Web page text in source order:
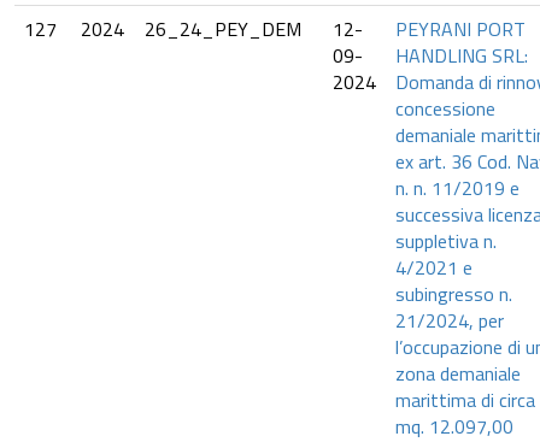
127
2024 26_24_PEY_DEM
12-
09-
2024
PEYRANI PORT
HANDLING SRL:
Domanda di
concessione
demaniale
ex art. 36 Cod.
n. n. 11/2019 e
successiva
suppletiva n.
4/2021 e
subingresso n.
21/2024, per
l’occupazione di
zona demaniale
marittima di circa
mq. 12.097,00